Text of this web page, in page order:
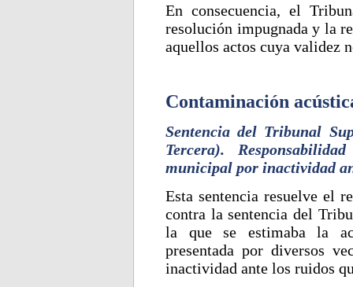
En consecuencia, el
resolución impugnada y la
aquellos actos cuya validez
Contaminación
Sentencia del Tribunal
Tercera).
municipal por inactividad
Esta sentencia resuelve el
contra la sentencia del
la que se estimaba la
presentada por diversos
inactividad ante los ruidos